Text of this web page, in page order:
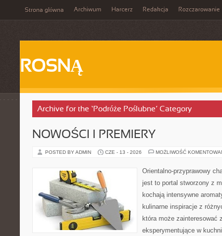
Strona główna Archiwum Harcerz Redakcja Rozczarowanie
ROSNĄ
Archive for the ‘Podróże Poślubne’ Category
NOWOŚCI I PREMIERY
POSTED BY ADMIN CZE - 13 - 2026 MOŻLIWOŚĆ
Orientalno-przyprawowy
jest to portal stworzony z
kochają intensywne
kulinarne inspiracje z
która może zainteresować
eksperymentujące w